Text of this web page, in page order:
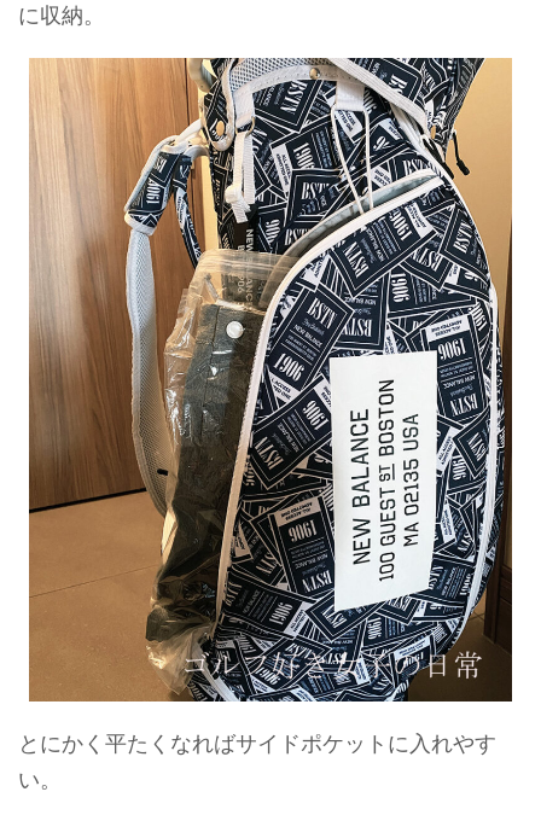
に収納。
とにかく平たくなればサイドポケットに入れやす
い。